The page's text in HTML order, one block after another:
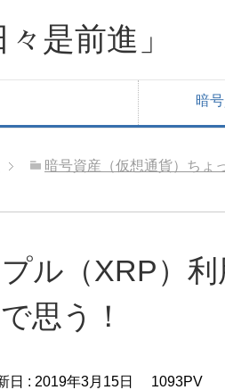
是前進」
暗
暗号資産（仮想通貨）ちょ
ル（XRP）
思う！
日 : 2019年3月15日 1093PV